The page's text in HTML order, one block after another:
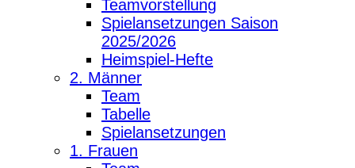
Teamvorstellung
Spielansetzungen Saison
2025/2026
Heimspiel-Hefte
2. Männer
Team
Tabelle
Spielansetzungen
1. Frauen